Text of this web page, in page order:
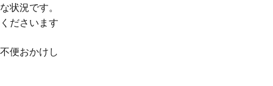
状況です。
ださいます
便おかけし